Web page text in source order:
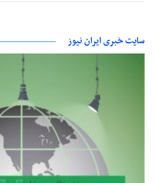
سایت خبری ایران نیوز